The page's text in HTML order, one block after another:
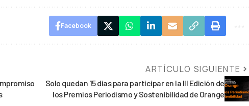
Facebook
ARTÍCULO SIGUIENTE
Solo quedan 15 días para participar en la III Edición de
los Premios Periodismo y Sostenibilidad de Orange